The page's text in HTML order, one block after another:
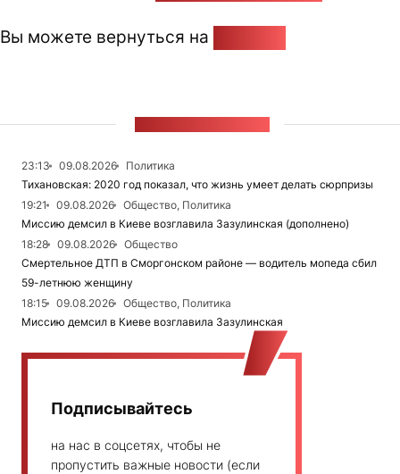
Вы можете вернуться на
23:13 09.08.2026
Политика
Тихановская: 2020 год показал, что жизнь умеет делать сюрпризы
19:21
09.08.2026
Общество, Политика
Миссию демсил в Киеве возглавила Зазулинская (дополнено)
18:28
09.08.2026
Общество
Смертельное ДТП в Сморгонском районе — водитель мопеда сбил
59-летнюю женщину
18:15
09.08.2026
Общество, Политика
Миссию демсил в Киеве возглавила Зазулинская
Подписывайтесь
на нас в соцсетях, чтобы не
пропустить важные новости (если